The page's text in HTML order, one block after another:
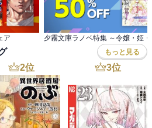
ア 夕霧文庫ラノベ特集 ～令嬢・姫
もっと見る
2位 3位